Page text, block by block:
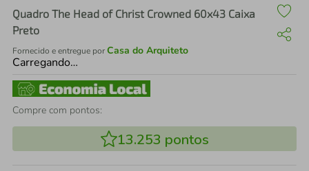
Quadro The Head of Christ Crowned 60x43 Caixa
Preto
Fornecido e entregue porCasa do Arquiteto
Carregando…
Compre com pontos:
13.253 pontos